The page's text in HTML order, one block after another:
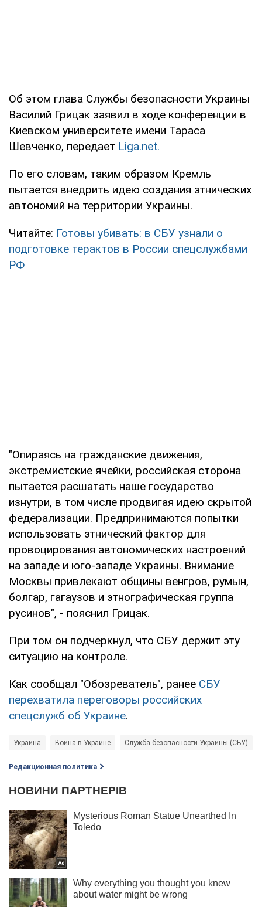
Об этом глава Службы безопасности Украины
Василий Грицак заявил в ходе конференции в
Киевском университете имени Тараса
Шевченко, передает Liga.net.
По его словам, таким образом Кремль
пытается внедрить идею создания этнических
автономий на территории Украины.
Читайте: Готовы убивать: в СБУ узнали о
подготовке терактов в России спецслужбами
РФ
"Опираясь на гражданские движения,
экстремистские ячейки, российская сторона
пытается расшатать наше государство
изнутри, в том числе продвигая идею скрытой
федерализации. Предпринимаются попытки
использовать этнический фактор для
провоцирования автономических настроений
на западе и юго-западе Украины. Внимание
Москвы привлекают общины венгров, румын,
болгар, гагаузов и этнографическая группа
русинов", - пояснил Грицак.
При том он подчеркнул, что СБУ держит эту
ситуацию на контроле.
Как сообщал "Обозреватель", ранее СБУ
перехватила переговоры российских
спецслужб об Украине.
Украина Война в Украине Служба безопасности Украины (СБУ)
Редакционная политика